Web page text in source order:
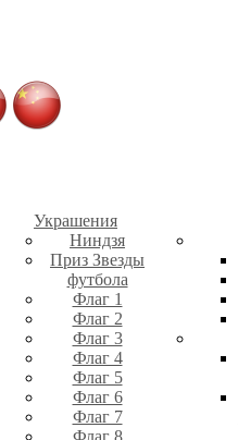
Украшения
Ниндзя
Приз Звезды
футбола
Флаг 1
Флаг 2
Флаг 3
Флаг 4
Флаг 5
Флаг 6
Флаг 7